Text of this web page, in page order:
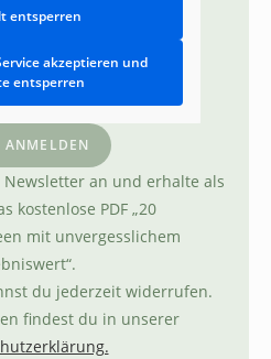
entsperren
akzeptieren und
entsperren
ANMELDEN
an und erhalte als
kostenlose PDF „20
mit unvergesslichem
du jederzeit widerrufen.
findest du in unserer